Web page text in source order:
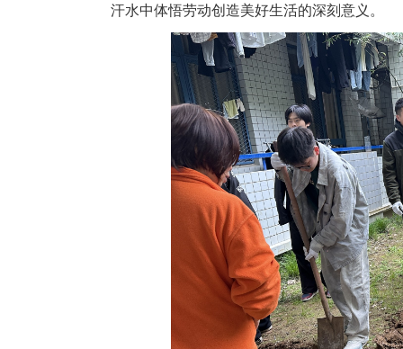
汗水中体悟劳动创造美好生活的深刻意义。